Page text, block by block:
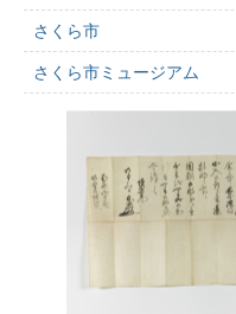
さくら市
さくら市ミュージアム